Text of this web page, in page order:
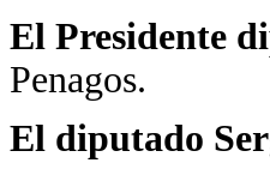
El Presidente
Penagos.
El diputado